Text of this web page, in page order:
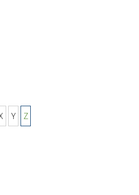
Y Z